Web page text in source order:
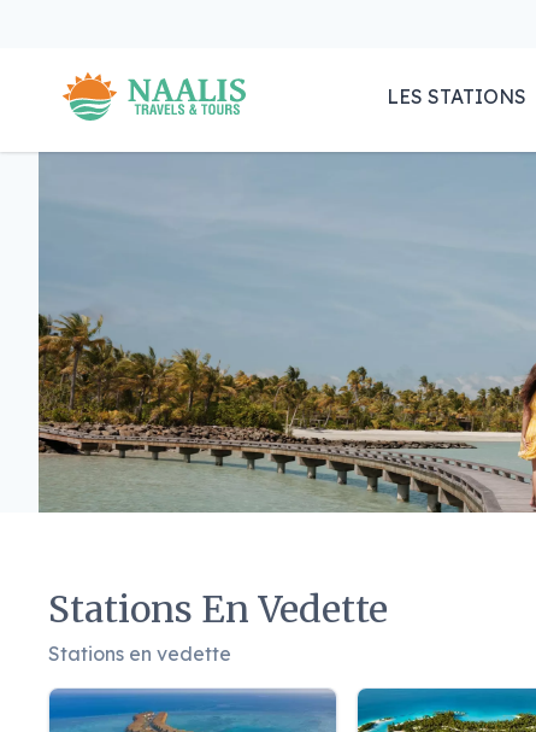
LES STATIONS
Stations En Vedette
Stations en vedette